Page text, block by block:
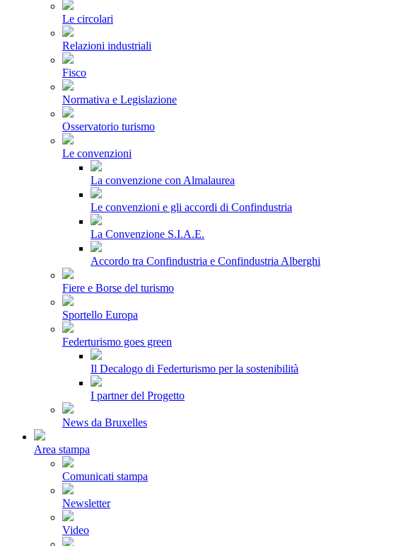
Le circolari
Relazioni industriali
Fisco
Normativa e Legislazione
Osservatorio turismo
Le convenzioni
La convenzione con Almalaurea
Le convenzioni e gli accordi di Confindustria
La Convenzione S.I.A.E.
Accordo tra Confindustria e Confindustria Alberghi
Fiere e Borse del turismo
Sportello Europa
Federturismo goes green
Il Decalogo di Federturismo per la sostenibilità
I partner del Progetto
News da Bruxelles
Area stampa
Comunicati stampa
Newsletter
Video